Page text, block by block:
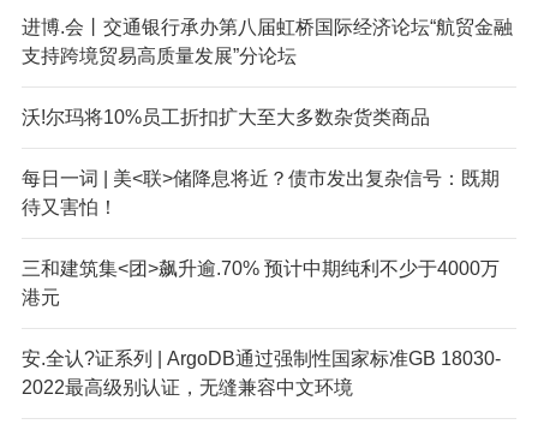
进博.会丨交通银行承办第八届虹桥国际经济论坛“航贸金融
支持跨境贸易高质量发展”分论坛
沃!尔玛将10%员工折扣扩大至大多数杂货类商品
每日一词 | 美<联>储降息将近？债市发出复杂信号：既期
待又害怕！
三和建筑集<团>飙升逾.70% 预计中期纯利不少于4000万
港元
安.全认?证系列 | ArgoDB通过强制性国家标准GB 18030-
2022最高级别认证，无缝兼容中文环境